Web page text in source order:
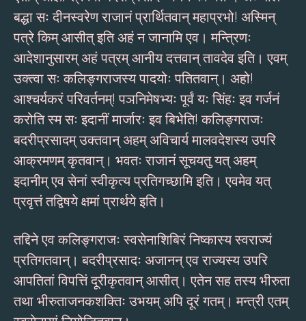
बद्धा सः दीनस्वरेण राजानं प्रार्थितवान् महाप्रभो! अस्मिन्
पत्रे किम् आसीत् इति अहं न जानामि एव। मन्त्रिणः
आदेशानुसारम् अहं पत्रम् आनीय दत्तवान् तावदेव इति। एवम्
उक्त्वा सः कलिङ्गराजस्य पादयोः पतितवान्। अहो!
आश्चर्यकरं परिवर्तनम्! पञनिमेषभ्यः पूर्वं यः सिंहः इव गर्जनं
करोति स्म सः इदानीं मार्जारः इव बिभेति! कलिङ्गराजः
बदरीप्रसादम् उक्तवान् अहम् अविचार्य मालवदेशस्य उपरि
आक्रमणम् कृतवान्। भवतः राजानं सूचयतु यत् अहम्
इदानीम् एव सेनां स्वीकृत्य प्रतिगच्छामि इति। एवमेव यत्
प्रवृत्तं तद्विषये क्षमां प्रार्थये इति।
तद्दिने एव कलिङ्गराजः स्वसेनाशिबिरं निष्कास्य स्वराज्यं
प्रतिगतवान्। बदरीप्रसादः अजानन् एव राज्यस्य उपरि
आपतितां विपत्तिं दूरीकृतवान् आसीत्। एतेन सह तस्य भीरुता
तथा भीरुताजनकशक्तिः उभयम् अपि दूरं गतम्। मन्त्री एतम्